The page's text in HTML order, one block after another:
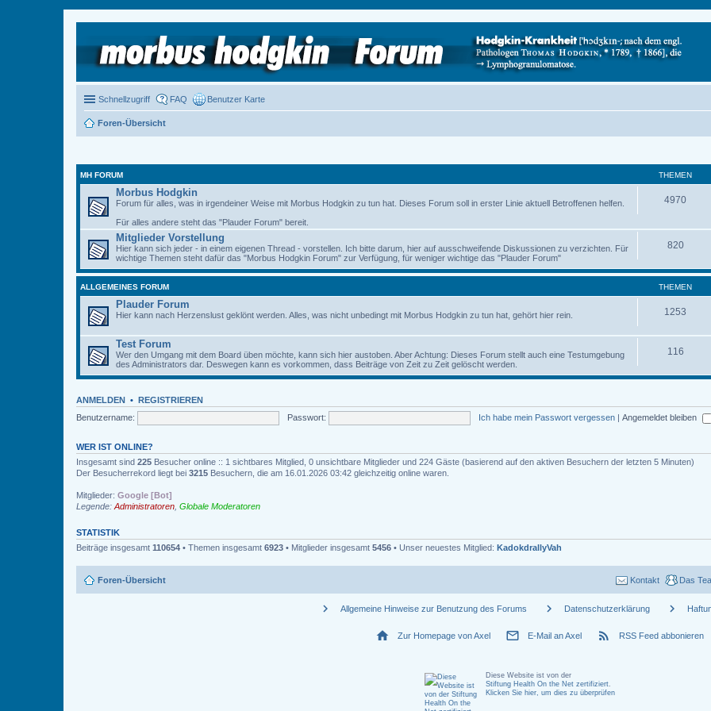
Schnellzugriff FAQ Benutzer Karte
Foren-Übersicht
MH FORUM THEMEN
Morbus Hodgkin
Forum für alles, was in irgendeiner Weise mit Morbus Hodgkin zu tun hat. Dieses Forum soll in erster Linie aktuell Betroffenen helfen.
Für alles andere steht das "Plauder Forum" bereit.
4970
Mitglieder Vorstellung
Hier kann sich jeder - in einem eigenen Thread - vorstellen. Ich bitte darum, hier auf ausschweifende Diskussionen zu verzichten. Für
wichtige Themen steht dafür das "Morbus Hodgkin Forum" zur Verfügung, für weniger wichtige das "Plauder Forum"
820
ALLGEMEINES FORUM THEMEN
Plauder Forum
Hier kann nach Herzenslust geklönt werden. Alles, was nicht unbedingt mit Morbus Hodgkin zu tun hat, gehört hier rein. 1253
Test Forum
Wer den Umgang mit dem Board üben möchte, kann sich hier austoben. Aber Achtung: Dieses Forum stellt auch eine Testumgebung
des Administrators dar. Deswegen kann es vorkommen, dass Beiträge von Zeit zu Zeit gelöscht werden.
116
ANMELDEN • REGISTRIEREN
Benutzername:
Passwort: Ich habe mein Passwort vergessen | Angemeldet bleiben
WER IST ONLINE?
Insgesamt sind 225 Besucher online :: 1 sichtbares Mitglied, 0 unsichtbare Mitglieder und 224 Gäste (basierend auf den aktiven Besuchern der letzten 5 Minuten)
Der Besucherrekord liegt bei 3215 Besuchern, die am 16.01.2026 03:42 gleichzeitig online waren.
Mitglieder: Google [Bot]
Legende: Administratoren Globale Moderatoren
STATISTIK
Beiträge insgesamt 110654 • Themen insgesamt 6923 • Mitglieder insgesamt 5456 • Unser neuestes Mitglied: KadokdrallyVah
Foren-Übersicht Das
Kontakt
chevron_right Allgemeine Hinweise zur Benutzung des Forums chevron_right Datenschutzerklärung chevron_right
home Zur Homepage von Axel mail_outline E-Mail an Axel rss_feed RSS Feed abbonieren
Diese Website ist von der
Stiftung Health On the Net zertifiziert.
Klicken Sie hier, um dies zu überprüfen